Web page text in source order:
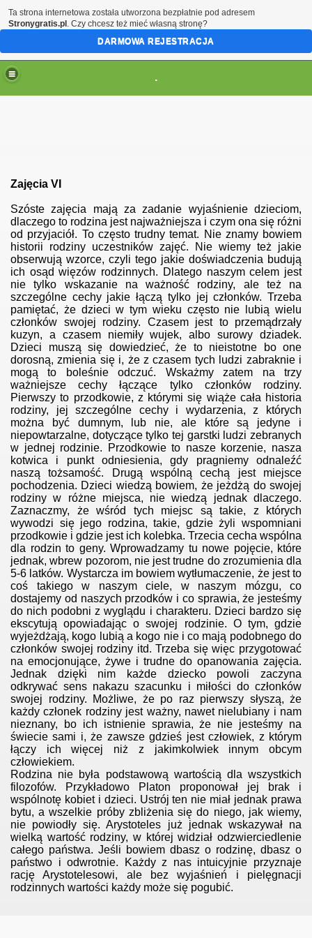
.
Zajęcia VI
Szóste zajęcia mają za zadanie wyjaśnienie dzieciom,
dlaczego to rodzina jest najważniejsza i czym ona się różni
od przyjaciół. To często trudny temat. Nie znamy bowiem
historii rodziny uczestników zajęć. Nie wiemy też jakie
obserwują wzorce, czyli tego jakie doświadczenia budują
ich osąd więzów rodzinnych. Dlatego naszym celem jest
nie tylko wskazanie na ważność rodziny, ale też na
szczególne cechy jakie łączą tylko jej członków. Trzeba
pamiętać, że dzieci w tym wieku często nie lubią wielu
członków swojej rodziny. Czasem jest to przemądrzały
kuzyn, a czasem niemiły wujek, albo surowy dziadek.
Dzieci muszą się dowiedzieć, że to nieistotne bo one
dorosną, zmienia się i, że z czasem tych ludzi zabraknie i
mogą to boleśnie odczuć. Wskażmy zatem na trzy
ważniejsze cechy łączące tylko członków rodziny.
Pierwszy to przodkowie, z którymi się wiąże cała historia
rodziny, jej szczególne cechy i wydarzenia, z których
można być dumnym, lub nie, ale które są jedyne i
niepowtarzalne, dotyczące tylko tej garstki ludzi zebranych
w jednej rodzinie. Przodkowie to nasze korzenie, nasza
kotwica i punkt odniesienia, gdy pragniemy odnaleźć
naszą tożsamość. Drugą wspólną cechą jest miejsce
pochodzenia. Dzieci wiedzą bowiem, że jeżdżą do swojej
rodziny w różne miejsca, nie wiedzą jednak dlaczego.
Zaznaczmy, że wśród tych miejsc są takie, z których
wywodzi się jego rodzina, takie, gdzie żyli wspomniani
przodkowie i gdzie jest ich kolebka. Trzecia cecha wspólna
dla rodzin to geny. Wprowadzamy tu nowe pojęcie, które
jednak, wbrew pozorom, nie jest trudne do zrozumienia dla
5-6 latków. Wystarcza im bowiem wytłumaczenie, że jest to
coś takiego w naszym ciele, w naszym mózgu, co
dostajemy od naszych przodków i co sprawia, że jesteśmy
do nich podobni z wyglądu i charakteru. Dzieci bardzo się
ekscytują opowiadając o swojej rodzinie. O tym, gdzie
wyjeżdżają, kogo lubią a kogo nie i co mają podobnego do
członków swojej rodziny itd. Trzeba się więc przygotować
na emocjonujące, żywe i trudne do opanowania zajęcia.
Jednak dzięki nim każde dziecko powoli zaczyna
odkrywać sens nakazu szacunku i miłości do członków
swojej rodziny. Możliwe, że po raz pierwszy słyszą, że
każdy członek rodziny jest ważny, nawet nielubiany i nam
nieznany, bo ich istnienie sprawia, że nie jesteśmy na
świecie sami i, że zawsze gdzieś jest człowiek, z którym
łączy ich więcej niż z jakimkolwiek innym obcym
człowiekiem.
Rodzina nie była podstawową wartością dla wszystkich
filozofów. Przykładowo Platon proponował jej brak i
wspólnotę kobiet i dzieci. Ustrój ten nie miał jednak prawa
bytu, a wszelkie próby zbliżenia się do niego, jak wiemy,
nie powiodły się. Arystoteles już jednak wskazywał na
wielką wartość rodziny, w której widział odzwierciedlenie
całego państwa. Jeśli bowiem dbasz o rodzinę, dbasz o
państwo i odwrotnie. Każdy z nas intuicyjnie przyznaje
rację Arystotelesowi, ale bez wyjaśnień i pielęgnacji
rodzinnych wartości każdy może się pogubić.
Ta strona internetowa została utworzona bezpłatnie pod adresem
Stronygratis.pl . Czy chcesz też mieć własną stronę?
DARMOWA REJESTRACJA